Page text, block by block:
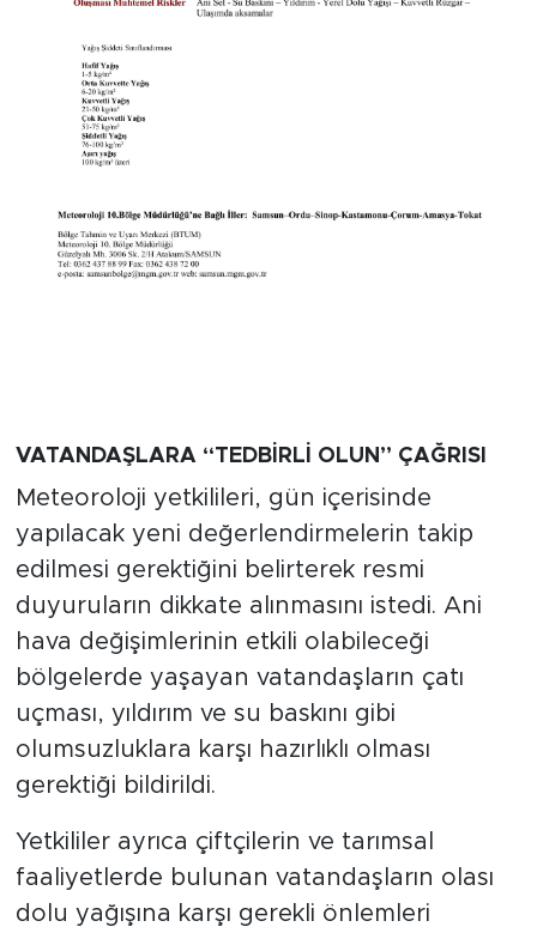
VATANDAŞLARA “TEDBİRLİ OLUN” ÇAĞRISI
Meteoroloji yetkilileri, gün içerisinde
yapılacak yeni değerlendirmelerin takip
edilmesi gerektiğini belirterek resmi
duyuruların dikkate alınmasını istedi. Ani
hava değişimlerinin etkili olabileceği
bölgelerde yaşayan vatandaşların çatı
uçması, yıldırım ve su baskını gibi
olumsuzluklara karşı hazırlıklı olması
gerektiği bildirildi.
Yetkililer ayrıca çiftçilerin ve tarımsal
faaliyetlerde bulunan vatandaşların olası
dolu yağışına karşı gerekli önlemleri